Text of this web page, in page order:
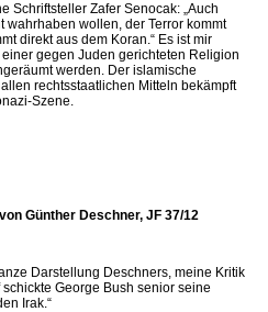
Schriftsteller Zafer Senocak: „Auch
wollen, der Terror kommt
direkt aus dem Koran.“ Es ist mir
gegen Juden gerichteten Religion
werden. Der islamische
rechtsstaatlichen Mitteln bekämpft
Szene.
Günther Deschner, JF 37/12
Darstellung Deschners, meine Kritik
George Bush senior seine
Irak.“